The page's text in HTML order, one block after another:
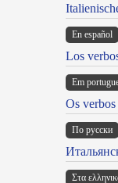
En español
Los
Em
Os
По русски
Στα